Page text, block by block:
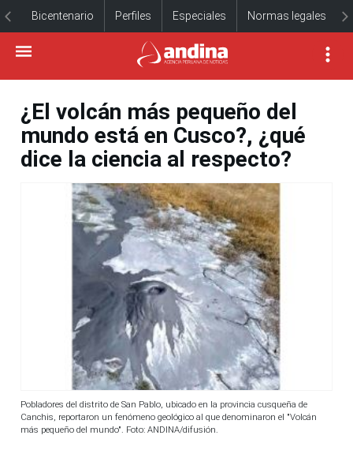
Bicentenario Perfiles Especiales Normas legales
¿El volcán más pequeño del
mundo está en Cusco?, ¿qué
dice la ciencia al respecto?
Pobladores del distrito de San Pablo, ubicado en la provincia cusqueña de
Canchis, reportaron un fenómeno geológico al que denominaron el "Volcán
más pequeño del mundo". Foto: ANDINA/difusión.